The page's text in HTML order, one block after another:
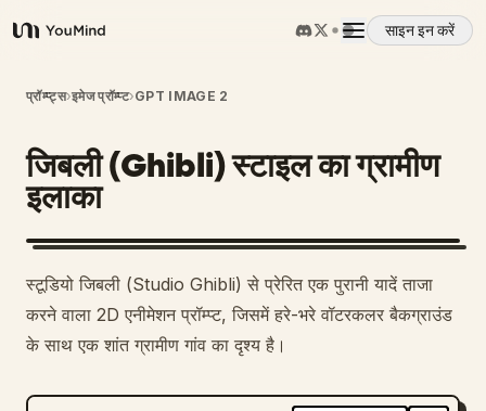
YouMind
साइन इन करें
अवलोकन
उपयोग के मामले
कौशल
प्रॉम्प्ट
प्रॉम्प्ट्स›इमेज प्रॉम्प्ट›GPT IMAGE 2
जिबली (Ghibli) स्टाइल का ग्रामीण
इलाका
स्टूडियो जिबली (Studio Ghibli) से प्रेरित एक पुरानी यादें ताजा
करने वाला 2D एनीमेशन प्रॉम्प्ट, जिसमें हरे-भरे वॉटरकलर बैकग्राउंड
के साथ एक शांत ग्रामीण गांव का दृश्य है।